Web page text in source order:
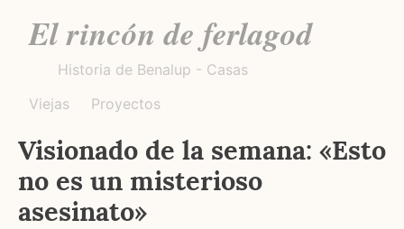
El rincón de ferlagod
Historia de Benalup - Casas
Viejas
Proyectos
Visionado de la semana: «Esto
no es un misterioso
asesinato»